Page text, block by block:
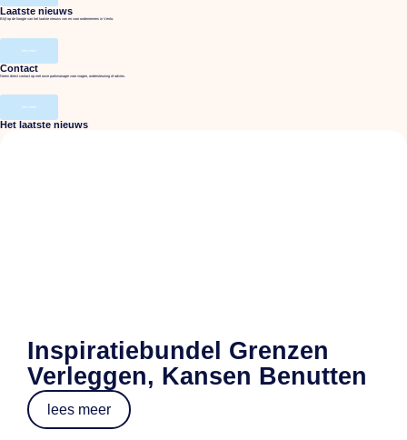
Laatste nieuws
Blijf op de hoogte van het laatste nieuws van en voor ondernemers in Venlo.
lees meer
Contact
Neem direct contact op met onze parkmanager voor vragen, ondersteuning of advies.
lees meer
Het laatste nieuws
Inspiratiebundel Grenzen
Verleggen, Kansen Benutten
lees meer